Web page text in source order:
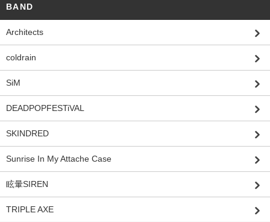
BAND
Architects
coldrain
SiM
DEADPOPFESTiVAL
SKINDRED
Sunrise In My Attache Case
眩暈SIREN
TRIPLE AXE